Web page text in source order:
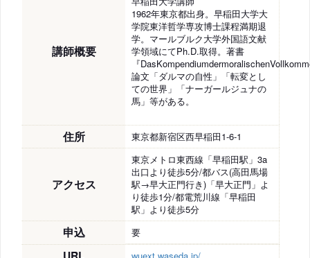
講師概要
1962年東京都出身。早稲田大学大
学院東洋哲学専攻博士課程満期退
学。マールブルク大学外国語文献
学領域にてPh.D.取得。著書
『
論文「ダルマの自性」「転変とし
ての世界」「ナーガールジュナの
馬」等がある。
住所 東京都新宿区西早稲田1-6-1
アクセス
東京メトロ東西線「早稲田駅」3a
出口より徒歩5分/都バス(高田馬場
駅→早大正門行き)「早大正門」よ
り徒歩1分/都電荒川線「早稲田
駅」より徒歩5分
申込 要